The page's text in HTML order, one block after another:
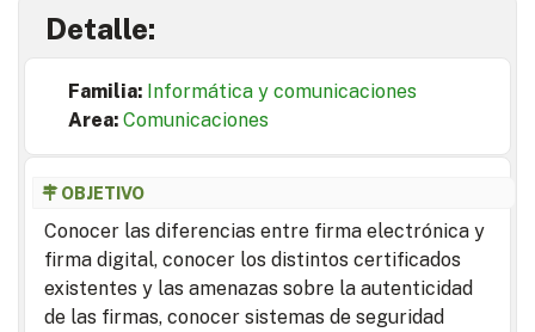
Detalle:
Familia: Informática y comunicaciones
Area: Comunicaciones
OBJETIVO
Conocer las diferencias entre firma electrónica y
firma digital, conocer los distintos certificados
existentes y las amenazas sobre la autenticidad
de las firmas, conocer sistemas de seguridad